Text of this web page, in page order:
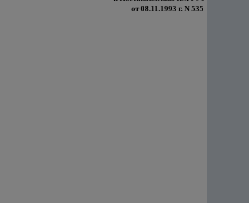
от 08.11.1993 г. N 535